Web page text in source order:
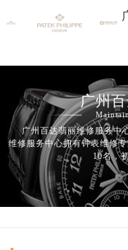
广州
广州百达翡丽维修服务中
维修服务中心拥有钟表维修
10名，